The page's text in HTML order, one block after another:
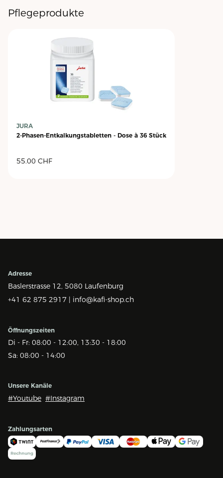
Pflegeprodukte
JURA
2-Phasen-Entkalkungstabletten - Dose à 36 Stück
55.00 CHF
Adresse
Baslerstrasse 12, 5080 Laufenburg
+41 62 875 2917 | info@kafi-shop.ch
Öffnungszeiten
Di - Fr: 08:00 - 12:00, 13:30 - 18:00
Sa: 08:00 - 14:00
Unsere Kanäle
#Youtube #Instagram
Zahlungsarten